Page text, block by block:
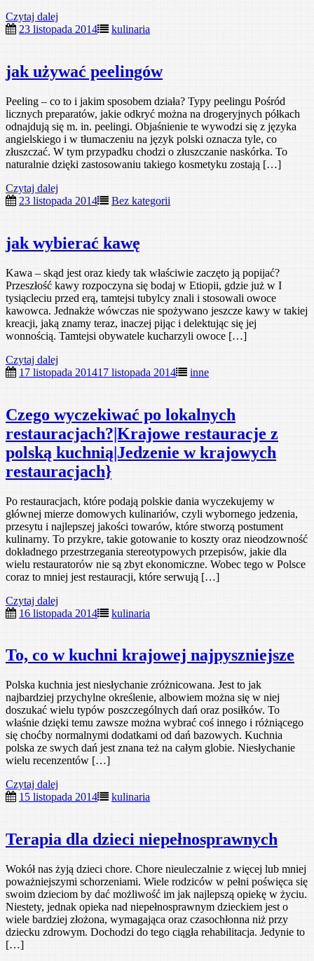
Czytaj dalej
23 listopada 2014
kulinaria
jak używać peelingów
Peeling – co to i jakim sposobem działa? Typy peelingu Pośród
licznych preparatów, jakie odkryć można na drogeryjnych półkach
odnajdują się m. in. peelingi. Objaśnienie te wywodzi się z języka
angielskiego i w tłumaczeniu na język polski oznacza tyle, co
złuszczać. W tym przypadku chodzi o złuszczanie naskórka. To
naturalnie dzięki zastosowaniu takiego kosmetyku zostają […]
Czytaj dalej
23 listopada 2014
Bez kategorii
jak wybierać kawę
Kawa – skąd jest oraz kiedy tak właściwie zaczęto ją popijać?
Przeszłość kawy rozpoczyna się bodaj w Etiopii, gdzie już w I
tysiącleciu przed erą, tamtejsi tubylcy znali i stosowali owoce
kawowca. Jednakże wówczas nie spożywano jeszcze kawy w takiej
kreacji, jaką znamy teraz, inaczej pijąc i delektując się jej
wonnością. Tamtejsi obywatele kucharzyli owoce […]
Czytaj dalej
17 listopada 201417 listopada 2014 inne
Czego wyczekiwać po lokalnych
restauracjach?|Krajowe restauracje z
polską kuchnią|Jedzenie w krajowych
restauracjach}
Po restauracjach, które podają polskie dania wyczekujemy w
głównej mierze domowych kulinariów, czyli wybornego jedzenia,
przesytu i najlepszej jakości towarów, które stworzą postument
kulinarny. To przykre, takie gotowanie to koszty oraz nieodzowność
dokładnego przestrzegania stereotypowych przepisów, jakie dla
wielu restauratorów nie są zbyt ekonomiczne. Wobec tego w Polsce
coraz to mniej jest restauracji, które serwują […]
Czytaj dalej
16 listopada 2014
kulinaria
To, co w kuchni krajowej najpyszniejsze
Polska kuchnia jest niesłychanie zróżnicowana. Jest to jak
najbardziej przychylne określenie, albowiem można się w niej
doszukać wielu typów poszczególnych dań oraz posiłków. To
właśnie dzięki temu zawsze można wybrać coś innego i różniącego
się choćby normalnymi dodatkami od dań bazowych. Kuchnia
polska ze swych dań jest znana też na całym globie. Niesłychanie
wielu recenzentów […]
Czytaj dalej
15 listopada 2014
kulinaria
Terapia dla dzieci niepełnosprawnych
Wokół nas żyją dzieci chore. Chore nieuleczalnie z więcej lub mniej
poważniejszymi schorzeniami. Wiele rodziców w pełni poświęca się
swoim dzieciom by dać możliwość im jak najlepszą opiekę w życiu.
Niestety, jednak opieka nad niepełnosprawnym dzieckiem jest o
wiele bardziej złożona, wymagająca oraz czasochłonna niż przy
dziecku zdrowym. Dochodzi do tego ciągła rehabilitacja. Jedynie to
[…]